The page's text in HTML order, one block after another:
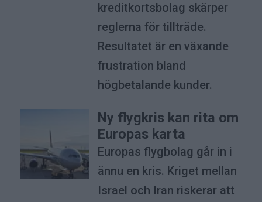
kreditkortsbolag skärper
reglerna för tillträde.
Resultatet är en växande
frustration bland
högbetalande kunder.
Ny flygkris kan rita om
Europas karta
Europas flygbolag går in i
ännu en kris. Kriget mellan
Israel och Iran riskerar att